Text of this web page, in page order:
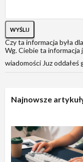
WYŚLIJ
Czy ta informacja była
Wg. Ciebie ta informacja
wiadomości Juz oddałeś
Najnowsze